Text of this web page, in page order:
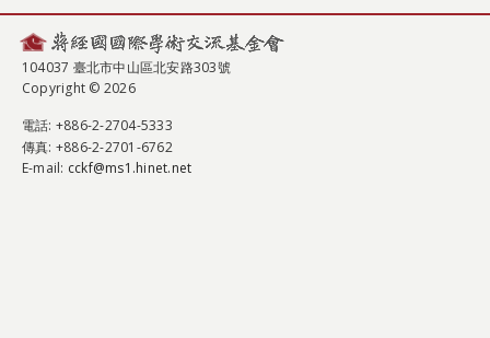
104037 臺北市中山區北安路303號
Copyright © 2026
電話: +886-2-2704-5333
傳真: +886-2-2701-6762
E-mail: cckf@ms1.hinet.net